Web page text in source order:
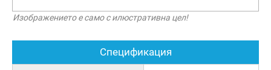
Изображението е само с илюстративна цел!
Спецификация